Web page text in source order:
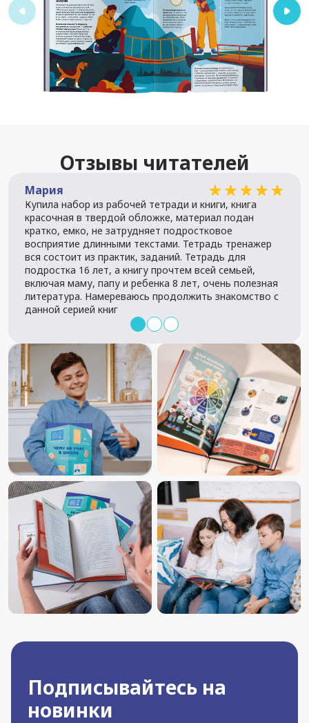
Отзывы читателей
Мария
Купила набор из рабочей тетради и книги, книга
красочная в твердой обложке, материал подан
кратко, емко, не затрудняет подростковое
восприятие длинными текстами. Тетрадь тренажер
вся состоит из практик, заданий. Тетрадь для
подростка 16 лет, а книгу прочтем всей семьей,
включая маму, папу и ребенка 8 лет, очень полезная
литература. Намереваюсь продолжить знакомство с
данной серией книг
Подписывайтесь на
новинки